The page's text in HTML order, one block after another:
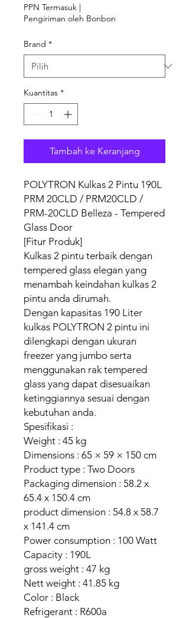
PPN Termasuk |
Pengiriman oleh Bonbon
Brand *
Kuantitas *
Tambah ke Keranjang
POLYTRON Kulkas 2 Pintu 190L
PRM 20CLD / PRM20CLD /
PRM-20CLD Belleza - Tempered
Glass Door
[Fitur Produk]
Kulkas 2 pintu terbaik dengan
tempered glass elegan yang
menambah keindahan kulkas 2
pintu anda dirumah.
Dengan kapasitas 190 Liter
kulkas POLYTRON 2 pintu ini
dilengkapi dengan ukuran
freezer yang jumbo serta
menggunakan rak tempered
glass yang dapat disesuaikan
ketinggiannya sesuai dengan
kebutuhan anda.
Spesifikasi :
Weight : 45 kg
Dimensions : 65 × 59 × 150 cm
Product type : Two Doors
Packaging dimension : 58.2 x
65.4 x 150.4 cm
product dimension : 54.8 x 58.7
x 141.4 cm
Power consumption : 100 Watt
Capacity : 190L
gross weight : 47 kg
Nett weight : 41.85 kg
Color : Black
Refrigerant : R600a